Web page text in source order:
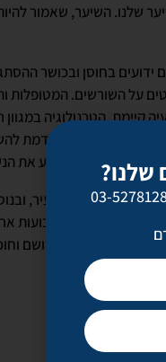
שלנו. השיער, שאמור
ידועים בחוסן ובכושר
על השורשים. המטופלות
קיימת. הטכנולוגיה
ישנה טכנולוגיה מתקדמת
לעשות כדי למנוע את
להתקרח בגיל צעיר,
הקריחו אחרי שבועות
סטטיסטיים, אבל הרושם
ולוחמות.
שלנו?